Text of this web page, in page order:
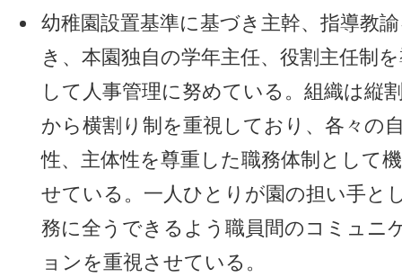
幼稚園設置基準に基づき主幹、指導教
き、本園独自の学年主任、役割主任制
して人事管理に努めている。組織は縦
から横割り制を重視しており、各々の
性、主体性を尊重した職務体制として
せている。一人ひとりが園の担い手と
務に全うできるよう職員間のコミュニ
ョンを重視させている。